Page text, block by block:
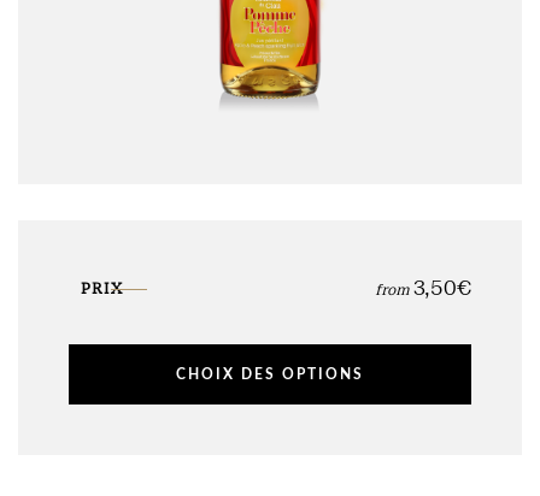
PRIX from3,50€
CHOIX DES OPTIONS